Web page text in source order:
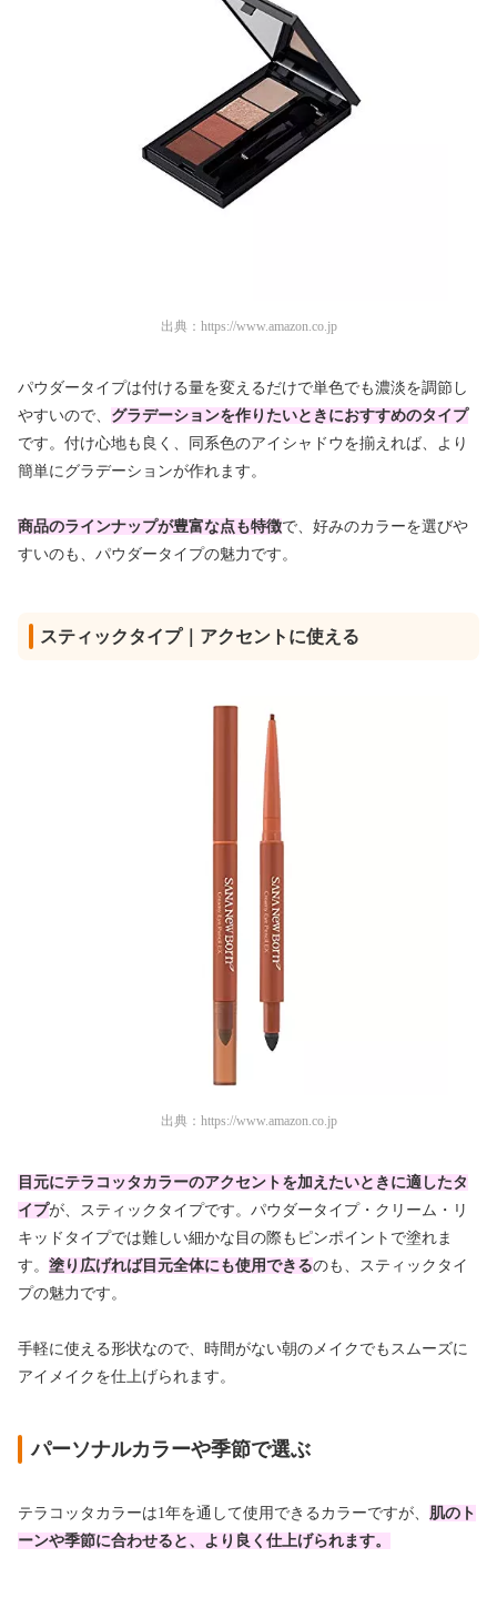
出典： https://www.amazon.co.jp
パウダータイプは付ける量を変えるだけで単色でも濃淡を調節し
やすいので、 グラデーションを作りたいときにおすすめのタイプ
です。付け心地も良く、同系色のアイシャドウを揃えれば、より
簡単にグラデーションが作れます。
商品のラインナップが豊富な点も特徴で、好みのカラーを選びや
すいのも、パウダータイプの魅力です。
スティックタイプ｜アクセントに使える
出典： https://www.amazon.co.jp
目元にテラコッタカラーのアクセントを加えたいときに適したタ
イプが、スティックタイプです。パウダータイプ・クリーム・リ
キッドタイプでは難しい細かな目の際もピンポイントで塗れま
す。 塗り広げれば目元全体にも使用できるのも、スティックタイ
プの魅力です。
手軽に使える形状なので、時間がない朝のメイクでもスムーズに
アイメイクを仕上げられます。
パーソナルカラーや季節で選ぶ
テラコッタカラーは1年を通して使用できるカラーですが、 肌のト
ーンや季節に合わせると、より良く仕上げられます。